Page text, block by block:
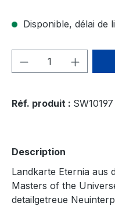
Disponible, délai de
Quantité de
Réf. produit : SW10197
Description
Landkarte Eternia aus
Masters of the
detailgetreue